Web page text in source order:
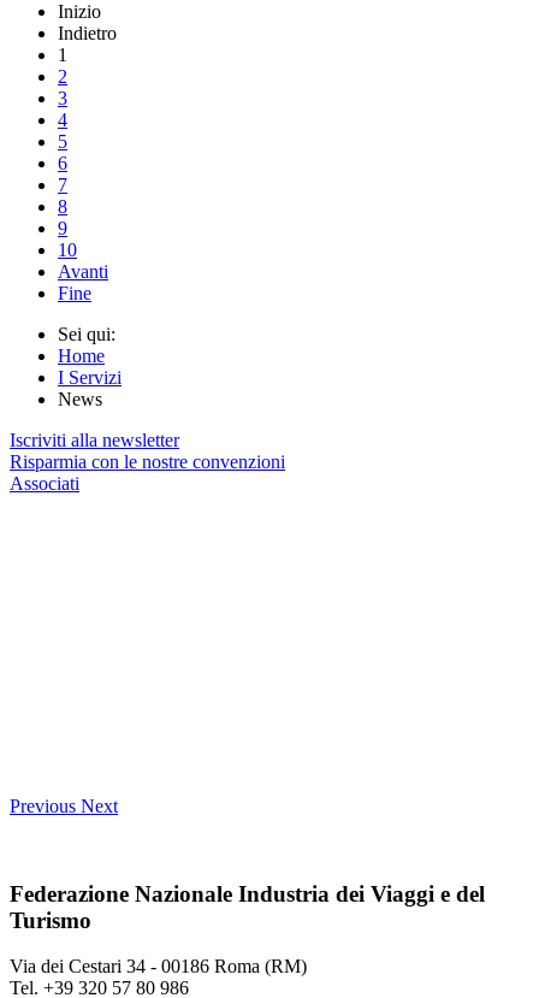
Inizio
Indietro
1
2
3
4
5
6
7
8
9
10
Avanti
Fine
Sei qui:
Home
I Servizi
News
Iscriviti alla newsletter
Risparmia con le nostre convenzioni
Associati
Previous Next
Federazione Nazionale Industria dei Viaggi e del
Turismo
Via dei Cestari 34 - 00186 Roma (RM)
Tel. +39 320 57 80 986